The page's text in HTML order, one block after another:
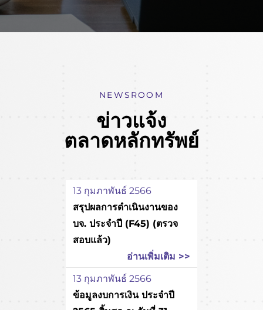
NEWSROOM
ข่าวแจ้ง
ตลาดหลักทรัพย์
13 กุมภาพันธ์ 2566
สรุปผลการดำเนินงานของ
บจ. ประจำปี (F45) (ตรวจ
สอบแล้ว)
อ่านเพิ่มเติม >>
13 กุมภาพันธ์ 2566
ข้อมูลงบการเงิน ประจำปี